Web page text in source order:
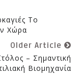
Το
Χώρα
Older Article
– Σημαντική
Βιομηχανία